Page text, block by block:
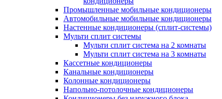
Промышленные мобильные кондиционеры
Автомобильные мобильные кондиционеры
Настенные кондиционеры (сплит-системы)
Мульти сплит системы
Мульти сплит система на 2 комнаты
Мульти сплит система на 3 комнаты
Кассетные кондиционеры
Канальные кондиционеры
Колонные кондиционеры
Напольно-потолочные кондиционеры